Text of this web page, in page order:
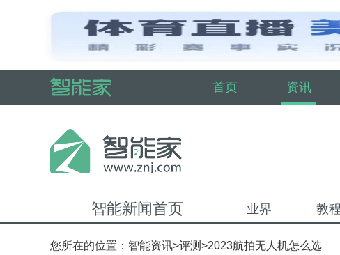
首页 资讯
智能新闻首页 业界 教程
您所在的位置： 智能资讯>评测>2023航拍无人机怎么选